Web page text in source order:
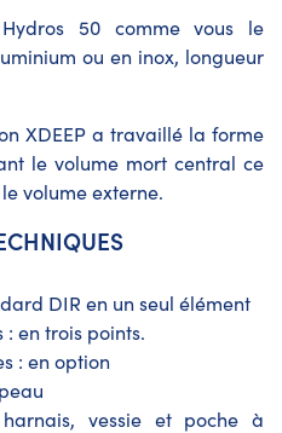
50 comme vous le
ou en inox, longueur
XDEEP a travaillé la forme
le volume mort central ce
volume externe.
DIR en un seul élément
en trois points.
: en option
vessie et poche à